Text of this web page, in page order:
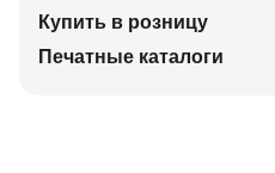
Купить в розницу
Печатные каталоги